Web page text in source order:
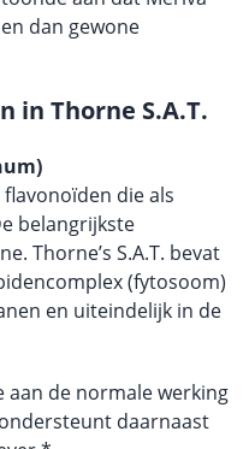
dan gewone
in Thorne S.A.T.
die als
belangrijkste
Thorne’s S.A.T. bevat
(fytosoom)
en uiteindelijk in de
aan de normale werking
daarnaast